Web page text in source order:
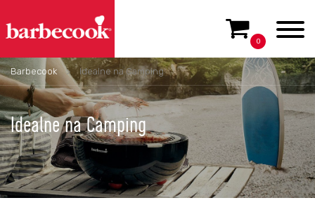
0
Barbecook > Idealne na Camping
Idealne na Camping